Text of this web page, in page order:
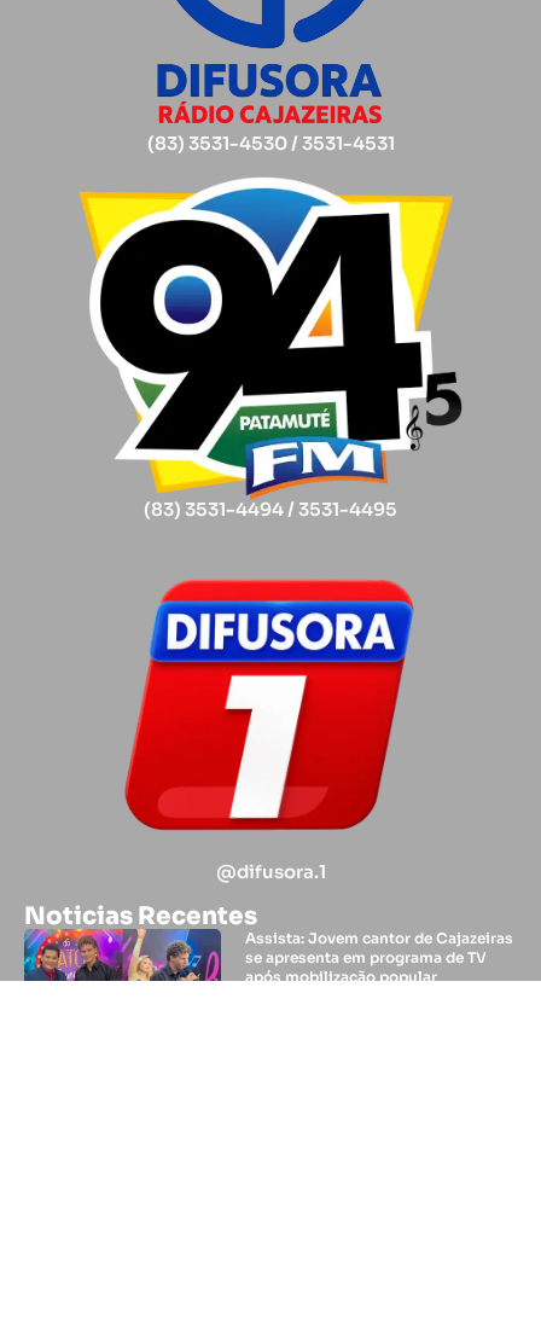
(83) 3531-4530 / 3531-4531
(83) 3531-4494 / 3531-4495
@difusora.1
Noticias Recentes
Assista: Jovem cantor de Cajazeiras
se apresenta em programa de TV
após mobilização popular